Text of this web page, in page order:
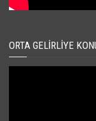
ORTA GELIRLIYE